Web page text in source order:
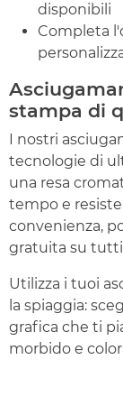
disponibili
Completa
stampa di
I nostri
tecnologie di
una resa
tempo e
convenienza,
gratuita su
Utilizza i tuoi
la spiaggia:
grafica che ti
morbido e